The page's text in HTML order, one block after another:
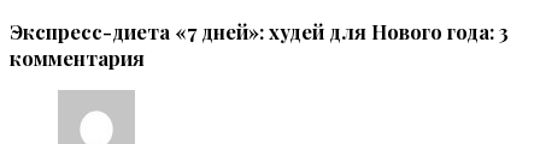
Экспресс-диета «7 дней»: худей для Нового года: 3
комментария